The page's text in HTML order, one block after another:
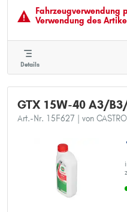
Herstellerfreigabe: MB 229.3
Spezifikation: ACEA Light
Fahrzeugver­wendung
Verwendung des
Details
GTX 15W-40 A3/
Art.-Nr. 15F627 | von